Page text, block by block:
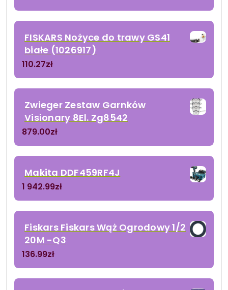
FISKARS Nożyce do trawy GS41
białe (1026917)
110.27zł
Zwieger Zestaw Garnków
Visionary 8El. Zg8542
879.00zł
Makita DDF459RF4J
1 942.99zł
Fiskars Fiskars Wąż Ogrodowy 1/2
20M -Q3
136.99zł